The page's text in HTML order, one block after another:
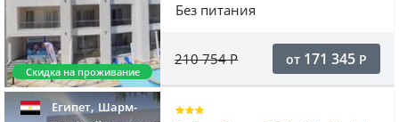
Скидка на проживание
Без питания
210 754Р от 171 345 Р
Египет,Шарм-